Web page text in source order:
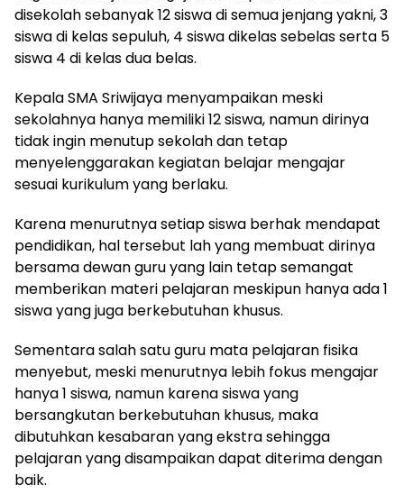
disekolah sebanyak 12 siswa di semua jenjang yakni, 3
siswa di kelas sepuluh, 4 siswa dikelas sebelas serta 5
siswa 4 di kelas dua belas.
Kepala SMA Sriwijaya menyampaikan meski
sekolahnya hanya memiliki 12 siswa, namun dirinya
tidak ingin menutup sekolah dan tetap
menyelenggarakan kegiatan belajar mengajar
sesuai kurikulum yang berlaku.
Karena menurutnya setiap siswa berhak mendapat
pendidikan, hal tersebut lah yang membuat dirinya
bersama dewan guru yang lain tetap semangat
memberikan materi pelajaran meskipun hanya ada 1
siswa yang juga berkebutuhan khusus.
Sementara salah satu guru mata pelajaran fisika
menyebut, meski menurutnya lebih fokus mengajar
hanya 1 siswa, namun karena siswa yang
bersangkutan berkebutuhan khusus, maka
dibutuhkan kesabaran yang ekstra sehingga
pelajaran yang disampaikan dapat diterima dengan
baik.